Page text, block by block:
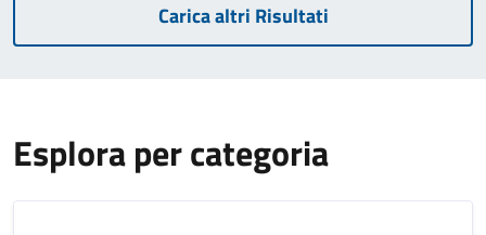
Carica altri Risultati
Esplora per categoria